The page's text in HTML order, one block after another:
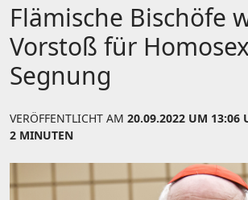
Flämische Bischöfe
Vorstoß für
Segnung
VERÖFFENTLICHT AM 20.09.2022 UM 13:06
2 MINUTEN